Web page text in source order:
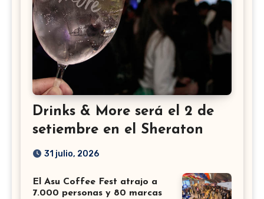
Drinks & More será el 2 de
setiembre en el Sheraton
31 julio, 2026
El Asu Coffee Fest atrajo a
7.000 personas y 80 marcas